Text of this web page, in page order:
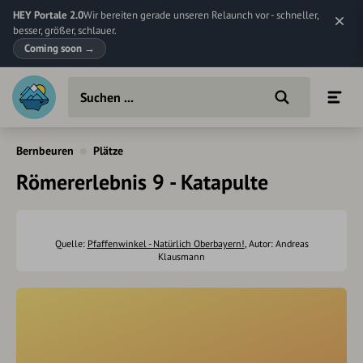
HEY Portale 2.0Wir bereiten gerade unseren Relaunch vor - schneller,
besser, größer, schlauer.
Coming soon →
Bernbeuren Plätze
Römererlebnis 9 - Katapulte
Quelle: Pfaffenwinkel - Natürlich Oberbayern!, Autor: Andreas
Klausmann